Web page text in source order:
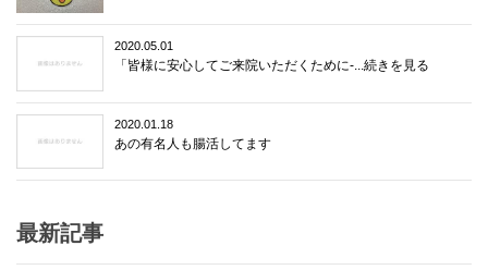
2020.05.01
「皆様に安心してご来院いただくために-...続きを見る
2020.01.18
あの有名人も腸活してます
最新記事